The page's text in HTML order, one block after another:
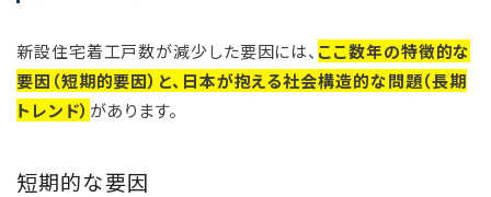
新設住宅着工戸数が減少した要因には、 ここ数年の特徴的な
要因（短期的要因）と、日本が抱える社会構造的な問題（長期
トレンド） があります。
短期的な要因